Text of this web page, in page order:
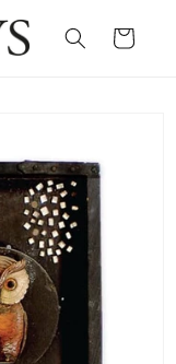
Cart